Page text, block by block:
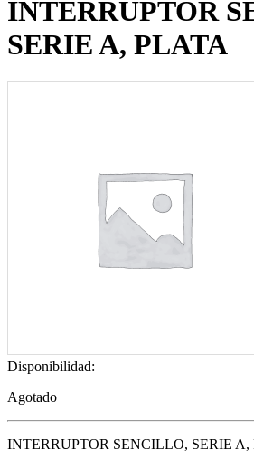
INTERRUPTOR
SERIE A, PLATA
Disponibilidad:
Agotado
INTERRUPTOR SENCILLO, SERIE A,